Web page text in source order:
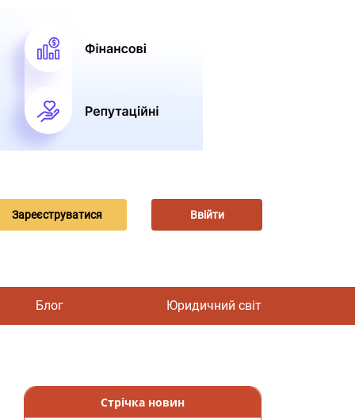
Зареєструватися Ввійти
Блог Юридичний світ
Стрічка новин